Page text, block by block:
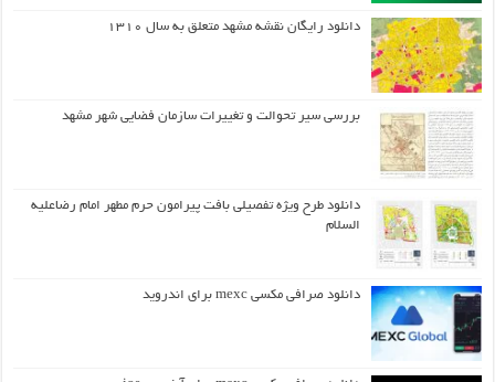
دانلود رایگان نقشه مشهد متعلق به سال ۱۳۱۰
بررسی سیر تحوالت و تغییرات سازمان فضایی شهر مشهد
دانلود طرح ويژه تفصيلي بافت پيرامون حرم مطهر امام رضاعليه
السلام
دانلود صرافی مکسی mexc برای اندروید